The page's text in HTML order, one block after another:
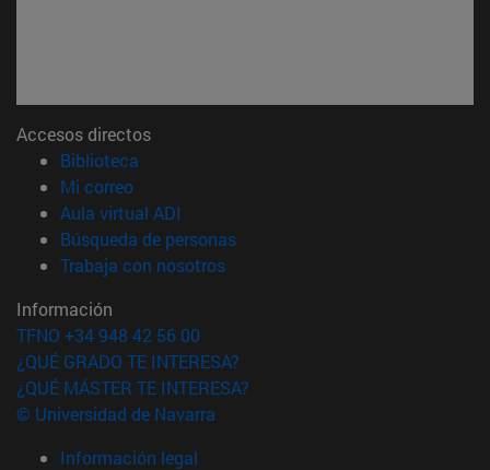
Accesos directos
Biblioteca
Mi correo(abre en nueva ventana)
Aula virtual ADI
Búsqueda de personas(abre en nueva ventana)
Trabaja con nosotros(abre en nueva ventana)
Información
TFNO +34 948 42 56 00
¿QUÉ GRADO TE INTERESA?
¿QUÉ MÁSTER TE INTERESA?
© Universidad de Navarra
Información legal